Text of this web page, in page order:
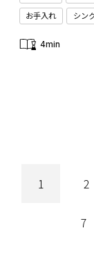
お手入れ
シン
4min
1 2
7